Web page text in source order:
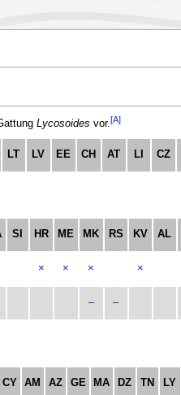
Lycosoides vor.[A]
LT LV EE CH AT LI CZ
SI HR ME MK RS KV AL
× × × ×
– –
CY AM AZ GE MA DZ TN LY